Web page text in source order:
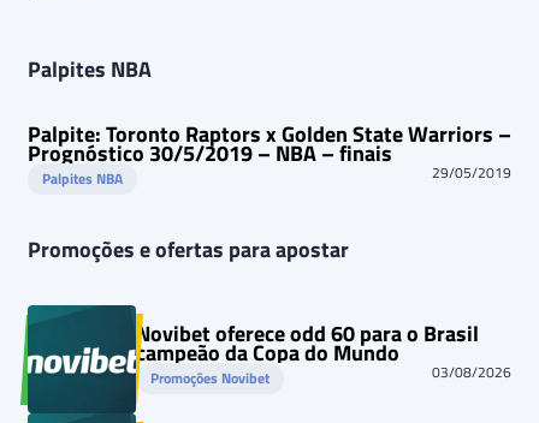
Palpites NBA
Palpite: Toronto Raptors x Golden State Warriors –
Prognóstico 30/5/2019 – NBA – finais
Palpites NBA 29/05/2019
Promoções e ofertas para apostar
Novibet oferece odd 60 para o Brasil
campeão da Copa do Mundo
Promoções Novibet 03/08/2026